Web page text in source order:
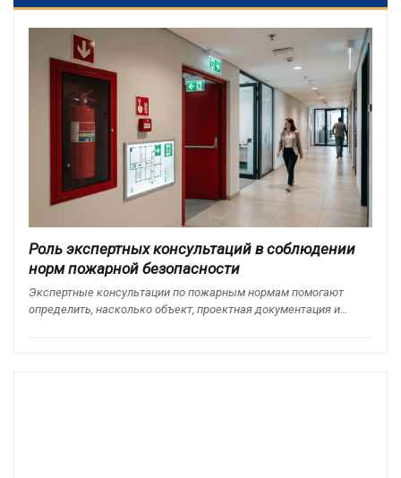
Роль экспертных консультаций в соблюдении
норм пожарной безопасности
Экспертные консультации по пожарным нормам помогают
определить, насколько объект, проектная документация и…